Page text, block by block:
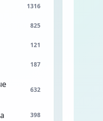
1316
825
121
187
632
398